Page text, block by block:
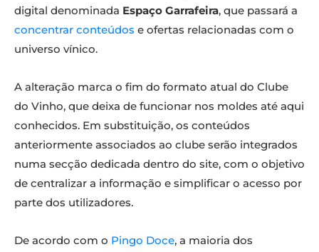
digital denominada Espaço Garrafeira, que passará a
concentrar conteúdos e ofertas relacionadas com o
universo vínico.
A alteração marca o fim do formato atual do Clube
do Vinho, que deixa de funcionar nos moldes até aqui
conhecidos. Em substituição, os conteúdos
anteriormente associados ao clube serão integrados
numa secção dedicada dentro do site, com o objetivo
de centralizar a informação e simplificar o acesso por
parte dos utilizadores.
De acordo com o Pingo Doce, a maioria dos